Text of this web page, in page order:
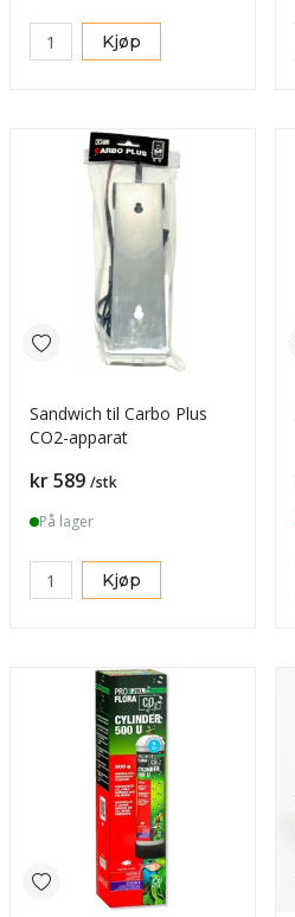
Kjøp
Sandwich til Carbo Plus
CO2-apparat
Pris
kr 589 /stk
På lager
Kjøp